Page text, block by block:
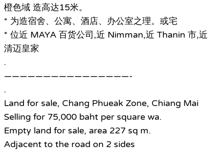
橙色域 造高达15米。
* 为造宿舍、公寓、酒店、办公室之理。或宅
* 位近 MAYA 百货公司,近 Nimman,近 Thanin 市,近
清迈皇家
.
————————————————-
.
Land for sale, Chang Phueak Zone, Chiang Mai
Selling for 75,000 baht per square wa.
Empty land for sale, area 227 sq m.
Adjacent to the road on 2 sides